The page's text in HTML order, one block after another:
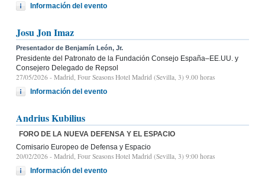
Información del evento
Josu Jon Imaz
Presentador de Benjamín León, Jr.
Presidente del Patronato de la Fundación Consejo España–EE.UU. y
Consejero Delegado de Repsol
27/05/2026 - Madrid, Four Seasons Hotel Madrid (Sevilla, 3) 9.00 horas
Información del evento
Andrius Kubilius
FORO DE LA NUEVA DEFENSA Y EL ESPACIO
Comisario Europeo de Defensa y Espacio
20/02/2026 - Madrid, Four Seasons Hotel Madrid (Sevilla, 3) 9:00 horas
Información del evento